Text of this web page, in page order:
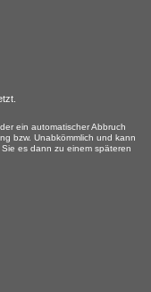
ein automatischer Abbruch
bzw. Unabkömmlich und kann
es dann zu einem späteren